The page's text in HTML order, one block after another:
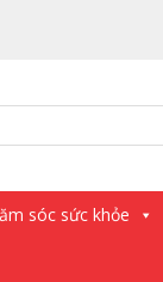
sóc sức khỏe